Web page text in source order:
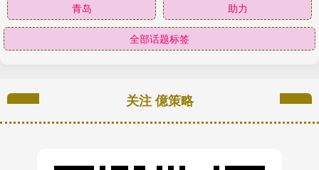
青岛 助力
全部话题标签
关注 億策略